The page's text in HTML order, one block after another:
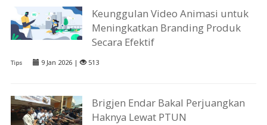
Keunggulan Video Animasi untuk
Meningkatkan Branding Produk
Secara Efektif
Tips 9 Jan 2026 | 513
Brigjen Endar Bakal Perjuangkan
Haknya Lewat PTUN